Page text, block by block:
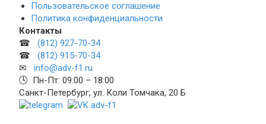
Пользовательское соглашение
Политика конфиденциальности
Контакты
☎ (812) 927-70-34
☎ (812) 915-70-34
✉ info@adv-f1.ru
🕓 Пн-Пт: 09:00 – 18:00
Санкт-Петербург, ул. Коли Томчака, 20 Б